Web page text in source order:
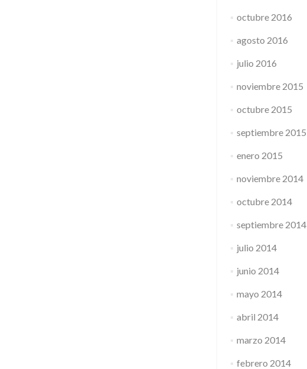
octubre 2016
agosto 2016
julio 2016
noviembre 2015
octubre 2015
septiembre 2015
enero 2015
noviembre 2014
octubre 2014
septiembre 2014
julio 2014
junio 2014
mayo 2014
abril 2014
marzo 2014
febrero 2014